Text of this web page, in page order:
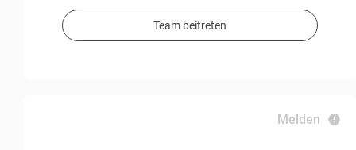
Team beitreten
Melden